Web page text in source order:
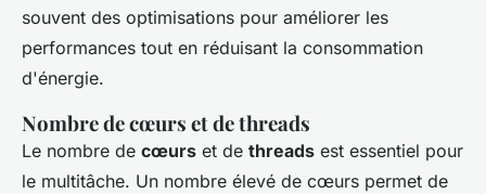
souvent des optimisations pour améliorer les
performances tout en réduisant la consommation
d'énergie.
Nombre de cœurs et de threads
Le nombre de cœurs et de threads est essentiel pour
le multitâche. Un nombre élevé de cœurs permet de